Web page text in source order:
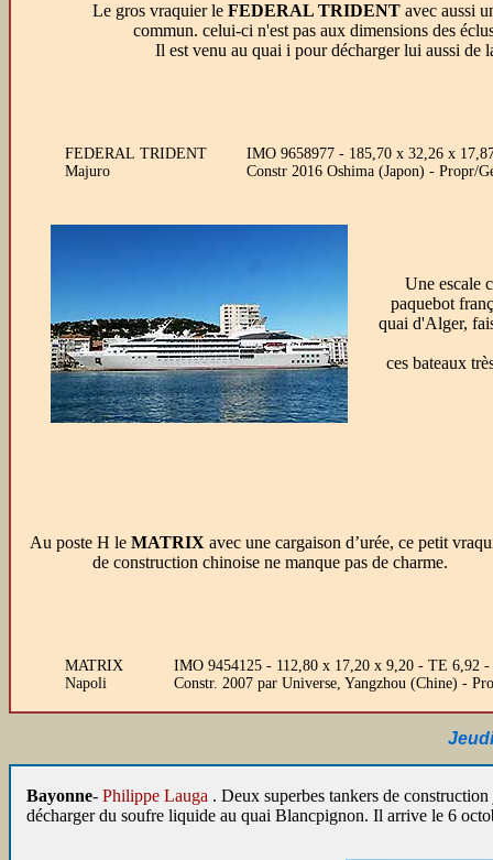
Le gros vraquier le FEDERAL TRIDENTavec aussi
commun. celui-ci n'est pas aux dimensions des
Il est venu au quai i pour décharger lui aussi de
FEDERAL TRIDENT
Majuro
IMO 9658977 - 185,70 x 32,26 x
Constr 2016 Oshima (Japon) - Propr/
Une escale
paquebot
quai d'Alger,
ces bateaux
Au poste H le MATRIX avec une cargaison d’urée, ce petit
de construction chinoise ne manque pas de charme.
MATRIX
Napoli
IMO 9454125 - 112,80 x 17,20 x 9,20 - TE 6,92
Constr. 2007 par Universe, Yangzhou (Chine) -
Bayonne- Philippe Lauga . Deux superbes tankers de
décharger du soufre liquide au quai Blancpignon. Il arrive le 6